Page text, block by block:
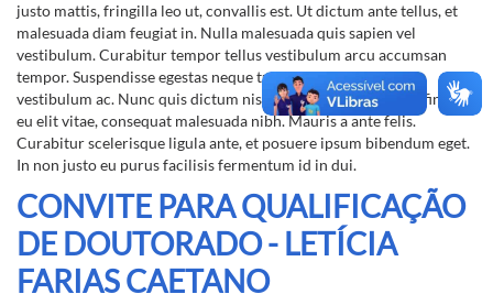
justo mattis, fringilla leo ut, convallis est. Ut dictum ante tellus, et
malesuada diam feugiat in. Nulla malesuada quis sapien vel
vestibulum. Curabitur tempor tellus vestibulum arcu accumsan
tempor. Suspendisse egestas neque turpis, quis auctor massa
vestibulum ac. Nunc quis dictum nisl. Phasellus ligula lacus, finibus
eu elit vitae, consequat malesuada nibh. Mauris a ante felis.
Curabitur scelerisque ligula ante, et posuere ipsum bibendum eget.
In non justo eu purus facilisis fermentum id in dui.
CONVITE PARA QUALIFICAÇÃO
DE DOUTORADO - LETÍCIA
FARIAS CAETANO